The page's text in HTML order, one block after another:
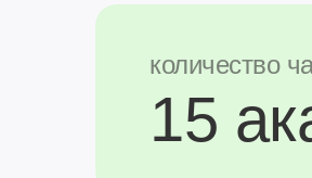
15
количество